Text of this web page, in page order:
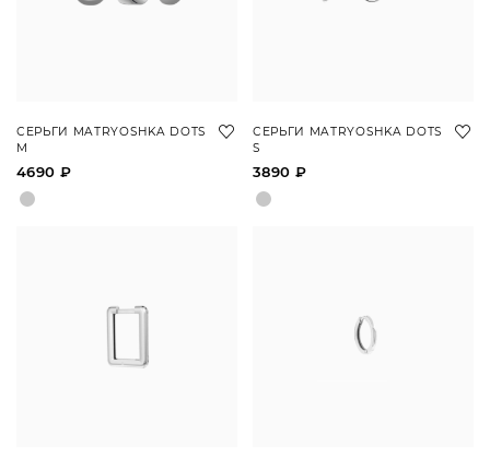
СЕРЬГИ MATRYOSHKA DOTS
M
4690 ₽
СЕРЬГИ MATRYOSHKA DOTS
S
3890 ₽